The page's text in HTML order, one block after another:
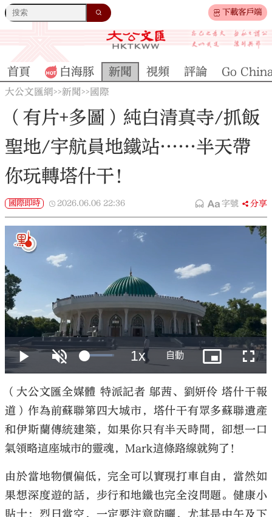
下載客戶端
大公文匯
首頁 白海豚 新聞 視頻 評論 Go
大公文匯網>>新聞>> 國際
（有片+多圖）純白清真寺/抓飯
聖地/宇航員地鐵站……半天帶
你玩轉塔什干！
國際即時 2026.06.06 22:36 字號 分享
（大公文匯全媒體 特派記者 鄔茜、劉妍伶 塔什干報
道）作為前蘇聯第四大城市，塔什干有眾多蘇聯遺產
和伊斯蘭傳統建築，如果你只有半天時間，卻想一口
氣領略這座城市的靈魂，Mark這條路線就夠了！
由於當地物價偏低，完全可以實現打車自由，當然如
果想深度遊的話，步行和地鐵也完全沒問題。健康小
貼士：烈日當空，一定要注意防曬，尤其是中午及下